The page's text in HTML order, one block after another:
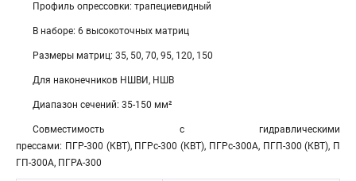
Профиль опрессовки: трапециевидный
В наборе: 6 высокоточных матриц
Размеры матриц: 35, 50, 70, 95, 120, 150
Для наконечников НШВИ, НШВ
Диапазон сечений: 35-150 мм²
Совместимость с гидравлическими
прессами: ПГР-300 (КВТ), ПГРс-300 (КВТ), ПГРс-300А, ПГП-300 (КВТ), П
ГП-300А, ПГРА-300